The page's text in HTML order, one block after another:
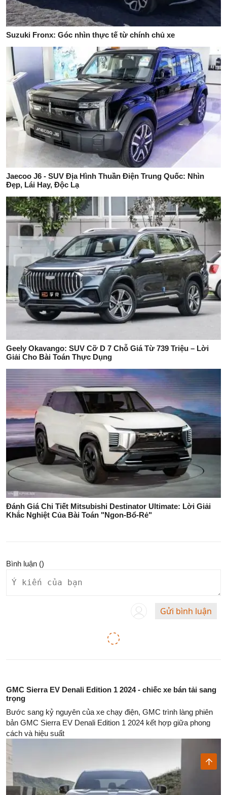
Suzuki Fronx: Góc nhìn thực tế từ chính chủ xe
Jaecoo J6 - SUV Địa Hình Thuần Điện Trung Quốc: Nhìn
Đẹp, Lái Hay, Độc Lạ
Geely Okavango: SUV Cỡ D 7 Chỗ Giá Từ 739 Triệu – Lời
Giải Cho Bài Toán Thực Dụng
Đánh Giá Chi Tiết Mitsubishi Destinator Ultimate: Lời Giải
Khắc Nghiệt Của Bài Toán "Ngon-Bổ-Rẻ"
Bình luận ()
Gửi bình luận
GMC Sierra EV Denali Edition 1 2024 - chiếc xe bán tải sang
trọng
Bước sang kỷ nguyên của xe chạy điện, GMC trình làng phiên
bản GMC Sierra EV Denali Edition 1 2024 kết hợp giữa phong
cách và hiệu suất